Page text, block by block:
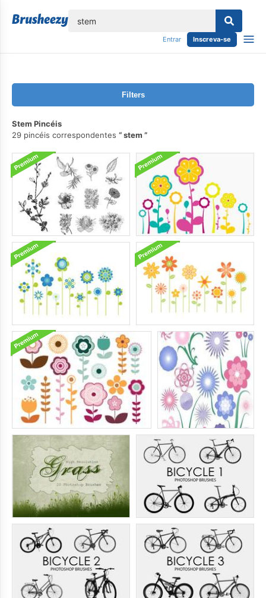
Entrar Inscreva-se
Filters
Stem Pincéis
29 pincéis correspondentes
stem